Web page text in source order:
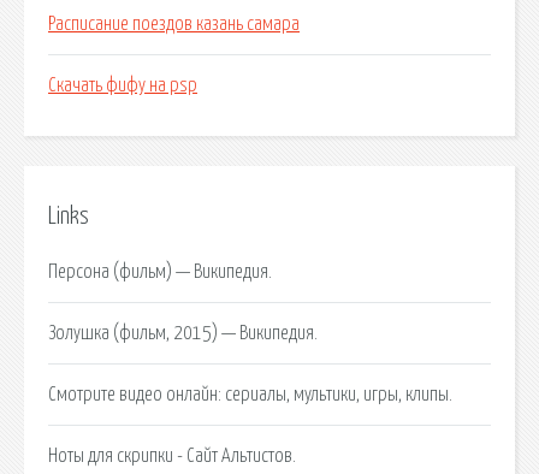
Расписание поездов казань самара
Скачать фифу на psp
Links
Персона (фильм) — Википедия.
Золушка (фильм, 2015) — Википедия.
Смотрите видео онлайн: сериалы, мультики, игры, клипы.
Ноты для скрипки - Сайт Альтистов.